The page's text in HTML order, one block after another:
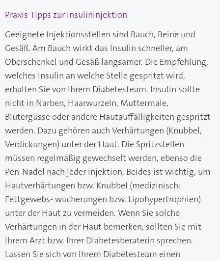
Praxis-Tipps zur Insulininjektion
Geeignete Injektionsstellen sind Bauch, Beine und
Gesäß. Am Bauch wirkt das Insulin schneller, am
Oberschenkel und Gesäß langsamer. Die Empfehlung,
welches Insulin an welche Stelle gespritzt wird,
erhalten Sie von Ihrem Diabetesteam. Insulin sollte
nicht in Narben, Haarwurzeln, Muttermale,
Blutergüsse oder andere Hautauffälligkeiten gespritzt
werden. Dazu gehören auch Verhärtungen (Knubbel,
Verdickungen) unter der Haut. Die Spritzstellen
müssen regelmäßig gewechselt werden, ebenso die
Pen-Nadel nach jeder Injektion. Beides ist wichtig, um
Hautverhärtungen bzw. Knubbel (medizinisch:
Fettgewebs- wucherungen bzw. Lipohypertrophien)
unter der Haut zu vermeiden. Wenn Sie solche
Verhärtungen in der Haut bemerken, sollten Sie mit
Ihrem Arzt bzw. Ihrer Diabetesberaterin sprechen.
Lassen Sie sich von Ihrem Diabetesteam einen